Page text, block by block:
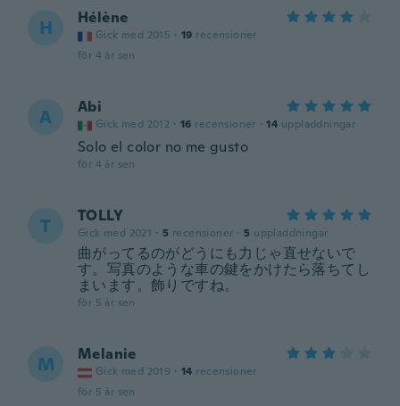
H Hélène
Gick med 2015 · 19 recensioner
för 4 år sen
A Abi
Gick med 2012 · 16 recensioner · 14 uppladdningar
Solo el color no me gusto
för 4 år sen
T TOLLY
Gick med 2021 · 5 recensioner · 5 uppladdningar
曲がってるのがどうにも力じゃ直せないで
す。写真のような車の鍵をかけたら落ちてし
まいます。飾りですね。
för 5 år sen
M Melanie
Gick med 2019 · 14 recensioner
för 5 år sen